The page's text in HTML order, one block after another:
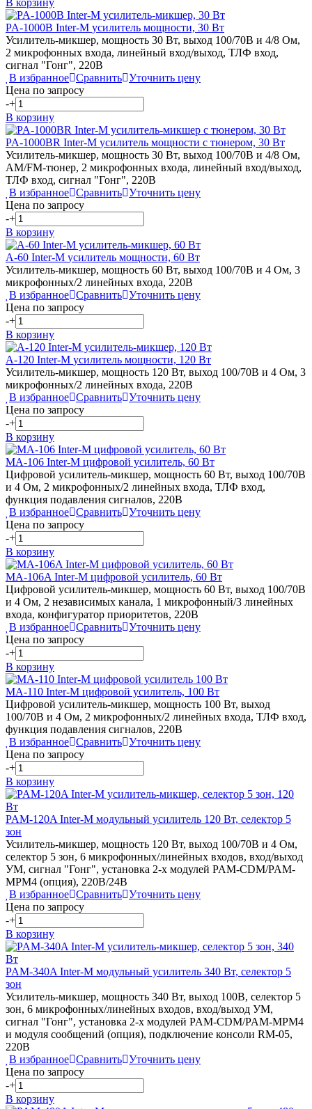
PA-1000B Inter-M усилитель мощности, 30 Вт
Усилитель-микшер, мощность 30 Вт, выход 100/70В и 4/8 Ом,
2 микрофонных входа, линейный вход/выход, ТЛФ вход,
сигнал "Гонг", 220В
В избранное Сравнить Уточнить цену
Цена по запросу
-+
В корзину
PA-1000BR Inter-M усилитель мощности с тюнером, 30 Вт
Усилитель-микшер, мощность 30 Вт, выход 100/70В и 4/8 Ом,
AM/FM-тюнер, 2 микрофонных входа, линейный вход/выход,
ТЛФ вход, сигнал "Гонг", 220В
В избранное Сравнить Уточнить цену
Цена по запросу
-+
В корзину
A-60 Inter-M усилитель мощности, 60 Вт
Усилитель-микшер, мощность 60 Вт, выход 100/70В и 4 Ом, 3
микрофонных/2 линейных входа, 220В
В избранное Сравнить Уточнить цену
Цена по запросу
-+
В корзину
A-120 Inter-M усилитель мощности, 120 Вт
Усилитель-микшер, мощность 120 Вт, выход 100/70В и 4 Ом, 3
микрофонных/2 линейных входа, 220В
В избранное Сравнить Уточнить цену
Цена по запросу
-+
В корзину
MA-106 Inter-M цифровой усилитель, 60 Вт
Цифровой усилитель-микшер, мощность 60 Вт, выход 100/70В
и 4 Ом, 2 микрофонных/2 линейных входа, ТЛФ вход,
функция подавления сигналов, 220В
В избранное Сравнить Уточнить цену
Цена по запросу
-+
В корзину
MA-106A Inter-M цифровой усилитель, 60 Вт
Цифровой усилитель-микшер, мощность 60 Вт, выход 100/70В
и 4 Ом, 2 независимых канала, 1 микрофонный/3 линейных
входа, конфигуратор приоритетов, 220В
В избранное Сравнить Уточнить цену
Цена по запросу
-+
В корзину
MA-110 Inter-M цифровой усилитель, 100 Вт
Цифровой усилитель-микшер, мощность 100 Вт, выход
100/70В и 4 Ом, 2 микрофонных/2 линейных входа, ТЛФ вход,
функция подавления сигналов, 220В
В избранное Сравнить Уточнить цену
Цена по запросу
-+
В корзину
PAM-120A Inter-M модульный усилитель 120 Вт, селектор 5
зон
Усилитель-микшер, мощность 120 Вт, выход 100/70В и 4 Ом,
селектор 5 зон, 6 микрофонных/линейных входов, вход/выход
УМ, сигнал "Гонг", установка 2-х модулей PAM-CDM/PAM-
MPM4 (опция), 220В/24В
В избранное Сравнить Уточнить цену
Цена по запросу
-+
В корзину
PAM-340A Inter-M модульный усилитель 340 Вт, селектор 5
зон
Усилитель-микшер, мощность 340 Вт, выход 100В, селектор 5
зон, 6 микрофонных/линейных входов, вход/выход УМ,
сигнал "Гонг", установка 2-х модулей PAM-CDM/PAM-MPM4
и модуля сообщений (опция), подключение консоли RM-05,
220В
В избранное Сравнить Уточнить цену
Цена по запросу
-+
В корзину